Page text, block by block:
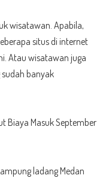
wisatawan. Apabila,
situs di internet
Atau wisatawan juga
banyak
Biaya Masuk September
ladang Medan